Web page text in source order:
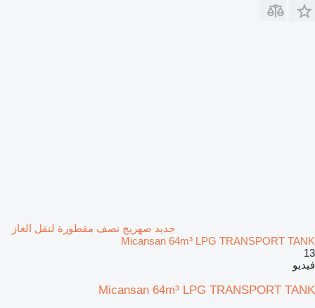
جديد صهريج نصف مقطورة لنقل الغاز
Micansan 64m³ LPG TRANSPORT TANK
13
فيديو
Micansan 64m³ LPG TRANSPORT TANK